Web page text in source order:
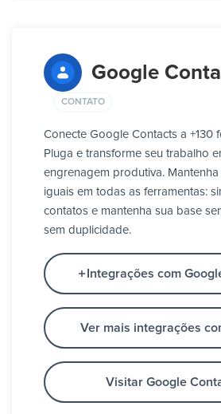
Google
CONTATO
Conecte Google Contacts a +130
Pluga e transforme seu trabalho
engrenagem produtiva.
iguais em todas as ferramentas:
contatos e mantenha sua base
sem duplicidade.
Integrações com
Ver mais integrações
Visitar Google